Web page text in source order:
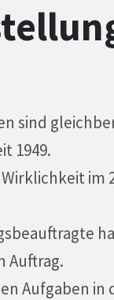
sind
1949.
im
Auftrag.
Aufgaben in